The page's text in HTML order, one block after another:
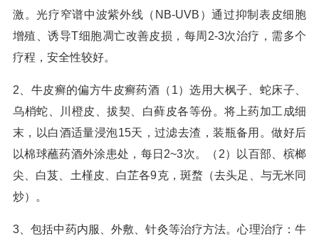
激。光疗窄谱中波紫外线（NB-UVB）通过抑制表皮细胞
增殖、诱导T细胞凋亡改善皮损，每周2-3次治疗，需多个
疗程，安全性较好。
2、牛皮癣的偏方牛皮癣药酒（1）选用大枫子、蛇床子、
乌梢蛇、川橙皮、拔契、白藓皮各等份。将上药加工成细
末，以白酒适量浸泡15天，过滤去渣，装瓶备用。做好后
以棉球蘸药酒外涂患处，每日2~3次。（2）以百部、槟榔
尖、白芨、土槿皮、白芷各9克，斑蝥（去头足、与无米同
炒）。
3、包括中药内服、外敷、针灸等治疗方法。心理治疗：牛